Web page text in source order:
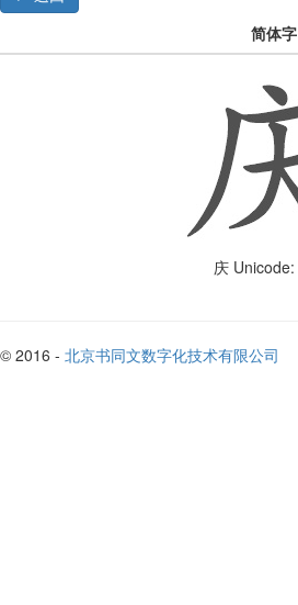
简体字
庆Unicode:
© 2016 - 北京书同文数字化技术有限公司